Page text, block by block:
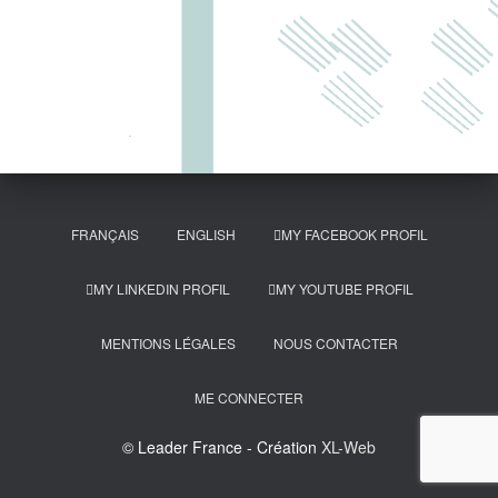
FRANÇAIS ENGLISH MY FACEBOOK PROFIL
MY LINKEDIN PROFIL MY YOUTUBE PROFIL
MENTIONS LÉGALES NOUS CONTACTER
ME CONNECTER
© Leader France - Création XL-Web